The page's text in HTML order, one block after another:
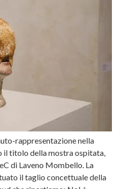
rappresentazione nella
il titolo della mostra ospitata,
di Laveno Mombello. La
il taglio concettuale della